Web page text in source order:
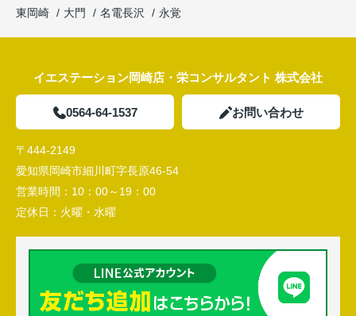
東岡崎
大門 名電長沢 永覚
イエステーション岡崎店・栄コンサルタント 株式会社
0564-64-1537 お問い合わせ
〒444-2149
愛知県岡崎市細川町字長原46-54
営業時間： 10：00～19：00
定休日： 火曜・水曜